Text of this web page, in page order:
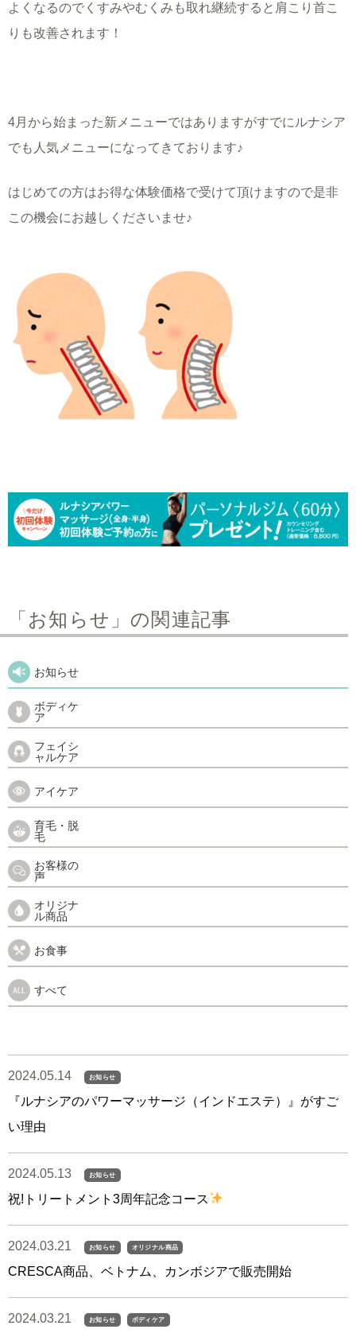
よくなるのでくすみやむくみも取れ継続すると肩こり首こ
りも改善されます！
4月から始まった新メニューではありますがすでにルナシア
でも人気メニューになってきております♪
はじめての方はお得な体験価格で受けて頂けますので是非
この機会にお越しくださいませ♪
「お知らせ」の関連記事
お知らせ
ボディケ
ア
フェイシ
ャルケア
アイケア
育毛・脱
毛
お客様の
声
オリジナ
ル商品
お食事
すべて
2024.05.14 お知らせ
『ルナシアのパワーマッサージ（インドエステ）』がすご
い理由
2024.05.13 お知らせ
祝!トリートメント3周年記念コース
2024.03.21 お知らせ オリジナル商品
CRESCA商品、ベトナム、カンボジアで販売開始
2024.03.21 お知らせ ボディケア